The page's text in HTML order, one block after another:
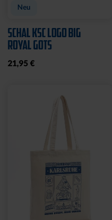
Neu
SCHAL KSC LOGO BIG
ROYAL GOTS
21,95 €